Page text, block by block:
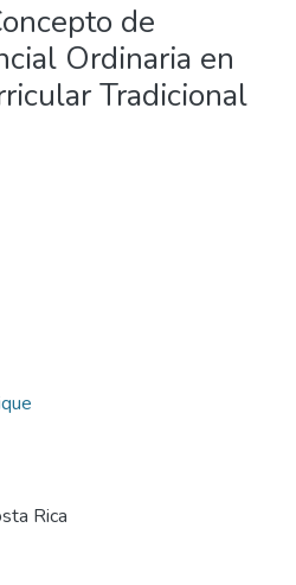
de
Ordinaria en
Tradicional
Rica